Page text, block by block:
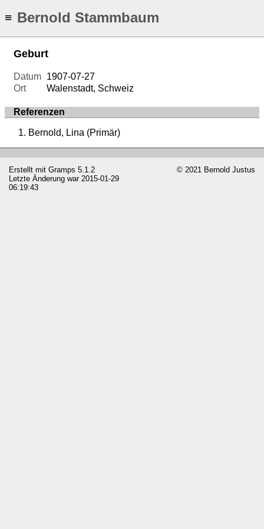
≡ Bernold Stammbaum
Geburt
Datum 1907-07-27
Ort
Walenstadt, Schweiz
Referenzen
Bernold, Lina (Primär)
Erstellt mit Gramps 5.1.2
Letzte Änderung war 2015-01-29
06:19:43
© 2021 Bernold Justus